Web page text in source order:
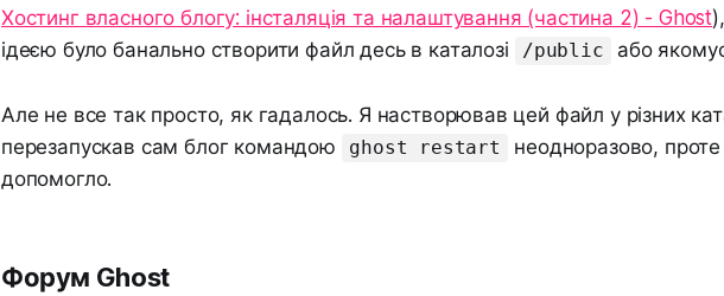
Хостинг власного блогу: інсталяція та налаштування (частина 2) - Ghost
ідеєю було банально створити файл десь в каталозі
/public або
Але не все так просто, як гадалось. Я настворював цей файл у різних
перезапускав сам блог командою
ghost restart
неодноразово,
допомогло.
Форум Ghost